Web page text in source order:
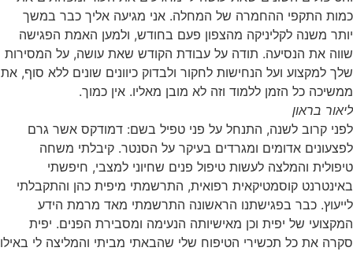
כמות התקפי ההחמרה של המחלה. אני מגיעה אליך כבר במשך
יותר משנה לקליניקה מהצפון פעם בחודש, ולמען האמת הפגישה
שווה את הנסיעה. תודה על עבודת הקודש שאת עושה, על המסירות
שלך למקצוע ועל הנחישות לחקור ולבדוק כיוונים שונים ללא סוף, את
ממשיכה כל הזמן ללמוד וזה לא מובן מאליו. אין כמוך.
ליאור בראון
לפני קרוב לשנה, התנחל על פני טפיל בשם: דמודקס אשר גרם
לפצעונים אדומים ומגרדים בעיקר על הסנטר. קיבלתי משחה
טיפולית והמלצה לעשות טיפול פנים שחיוני למצבי, חיפשתי
באינטרנט קוסמטיקאית רפואית, התרשמתי מיפית כהן והתקבלתי
לייעוץ. כבר בפגישתנו הראשונה התרשמתי מאד מרמת הידע
המקצועי של יפית וכן מאישיותה הנעימה ומסבירת הפנים. יפית
סקרה את כל תכשירי הטיפוח שלי שהבאתי מביתי והמליצה לי באילו